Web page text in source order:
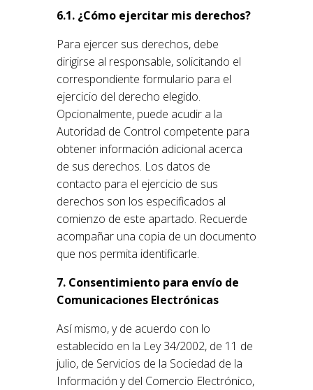
6.1. ¿Cómo ejercitar mis derechos?
Para ejercer sus derechos, debe
dirigirse al responsable, solicitando el
correspondiente formulario para el
ejercicio del derecho elegido.
Opcionalmente, puede acudir a la
Autoridad de Control competente para
obtener información adicional acerca
de sus derechos. Los datos de
contacto para el ejercicio de sus
derechos son los especificados al
comienzo de este apartado. Recuerde
acompañar una copia de un documento
que nos permita identificarle.
7. Consentimiento para envío de
Comunicaciones Electrónicas
Así mismo, y de acuerdo con lo
establecido en la Ley 34/2002, de 11 de
julio, de Servicios de la Sociedad de la
Información y del Comercio Electrónico,